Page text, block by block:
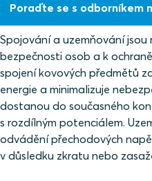
Poraďte se s odborníkem
Spojování a uzemňování
bezpečnosti osob a k
spojení kovových předmětů
energie a minimalizuje
dostanou do současného
s rozdílným potenciálem.
odvádění přechodových
v důsledku zkratu nebo